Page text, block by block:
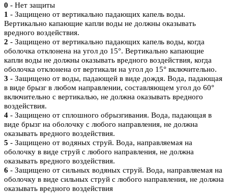
0 - Нет защиты
1 - Защищено от вертикально падающих капель воды.
Вертикально капающие капли воды не должны оказывать
вредного воздействия.
2 - Защищено от вертикально падающих капель воды, когда
оболочка отклонена на угол до 15°. Вертикально капающие
капли воды не должны оказывать вредного воздействия, когда
оболочка отклонена от вертикали на угол до 15° включительно.
3 - Защищено от воды, падающей в виде дождя. Вода, падающая
в виде брызг в любом направлении, составляющем угол до 60°
включительно с вертикалью, не должна оказывать вредного
воздействия.
4 - Защищено от сплошного обрызгивания. Вода, падающая в
виде брызг на оболочку с любого направления, не должна
оказывать вредного воздействия.
5 - Защищено от водяных струй. Вода, направляемая на
оболочку в виде струй с любого направления, не должна
оказывать вредного воздействия.
6 - Защищено от сильных водяных струй. Вода, направляемая на
оболочку в виде сильных струй с любого направления, не должна
оказывать вредного воздействия